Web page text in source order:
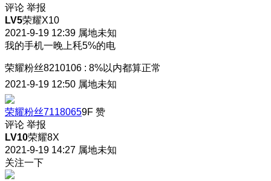
评论 举报
LV5荣耀X10
2021-9-19 12:39 属地未知
我的手机一晚上秏5%的电
荣耀粉丝8210106 : 8%以内都算正常
2021-9-19 12:50 属地未知
荣耀粉丝71180659F 赞
评论 举报
LV10荣耀8X
2021-9-19 14:27 属地未知
关注一下